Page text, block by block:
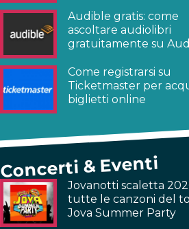
Audible gratis: come
ascoltare audiolibri
gratuitamente su
Come registrarsi su
Ticketmaster per
biglietti online
Concerti & Eventi
Jovanotti scaletta
tutte le canzoni del
Jova Summer Party